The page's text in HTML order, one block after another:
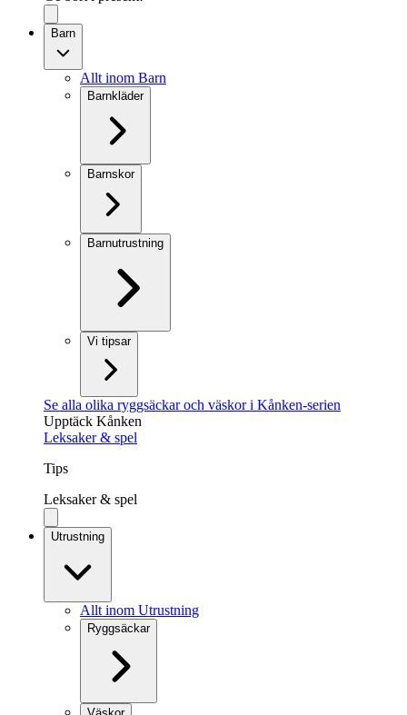
Barn
Allt inom Barn
Barnkläder
Barnskor
Barnutrustning
Vi tipsar
Se alla olika ryggsäckar och väskor i Kånken-serien
Upptäck Kånken
Leksaker & spel
Tips
Leksaker & spel
Utrustning
Allt inom Utrustning
Ryggsäckar